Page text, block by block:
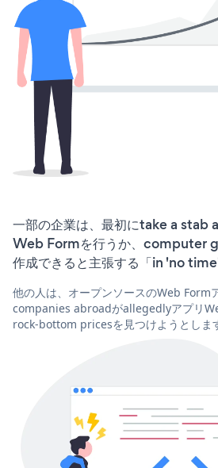
一部の企業は、最初にtake a stab
Web Formを行うか、computer
作成できると主張する「in 'no time'
他の人は、オープンソースのWeb Form
companies abroadがallegedlyアプリ
rock-bottom pricesを見つけようとしま